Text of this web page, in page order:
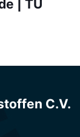
| TU
C.V.